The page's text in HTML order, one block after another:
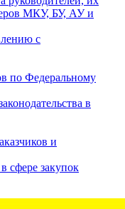
МКУ, БУ, АУ и
с
по Федеральному
в
и
сфере закупок